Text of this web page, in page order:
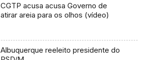
CGTP acusa acusa Governo de
atirar areia para os olhos (vídeo)
Albuquerque reeleito presidente do